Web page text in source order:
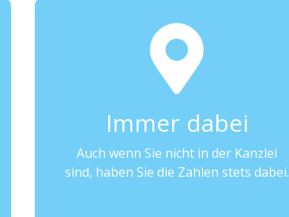
Immer dabei
Auch wenn Sie nicht in der Kanzlei
sind, haben Sie die Zahlen stets dabei.